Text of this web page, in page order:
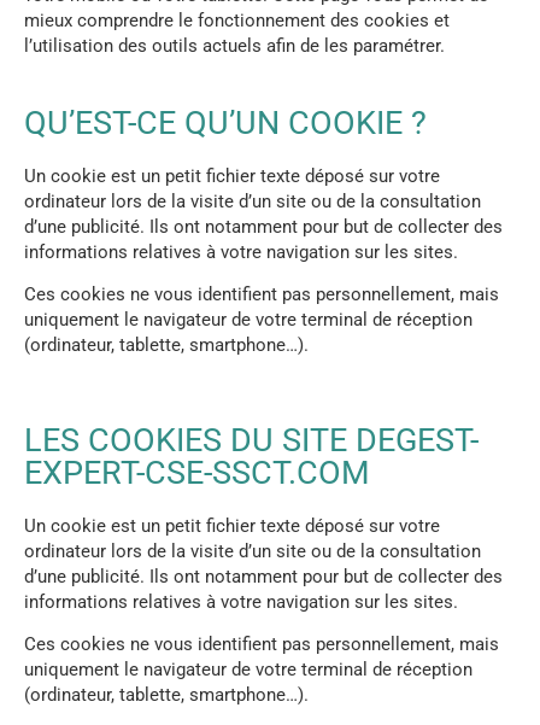
mieux comprendre le fonctionnement des cookies et
l’utilisation des outils actuels afin de les paramétrer.
QU’EST-CE QU’UN COOKIE ?
Un cookie est un petit fichier texte déposé sur votre
ordinateur lors de la visite d’un site ou de la consultation
d’une publicité. Ils ont notamment pour but de collecter des
informations relatives à votre navigation sur les sites.
Ces cookies ne vous identifient pas personnellement, mais
uniquement le navigateur de votre terminal de réception
(ordinateur, tablette, smartphone…).
LES COOKIES DU SITE DEGEST-
EXPERT-CSE-SSCT.COM
Un cookie est un petit fichier texte déposé sur votre
ordinateur lors de la visite d’un site ou de la consultation
d’une publicité. Ils ont notamment pour but de collecter des
informations relatives à votre navigation sur les sites.
Ces cookies ne vous identifient pas personnellement, mais
uniquement le navigateur de votre terminal de réception
(ordinateur, tablette, smartphone…).